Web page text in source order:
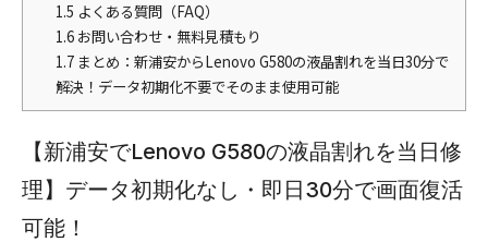
1.5 よくある質問（FAQ）
1.6お問い合わせ・無料見積もり
1.7まとめ：新浦安からLenovo G580の液晶割れを当日30分で
解決！データ初期化不要でそのまま使用可能
【新浦安でLenovo G580の液晶割れを当日修
理】データ初期化なし・即日30分で画面復活
可能！